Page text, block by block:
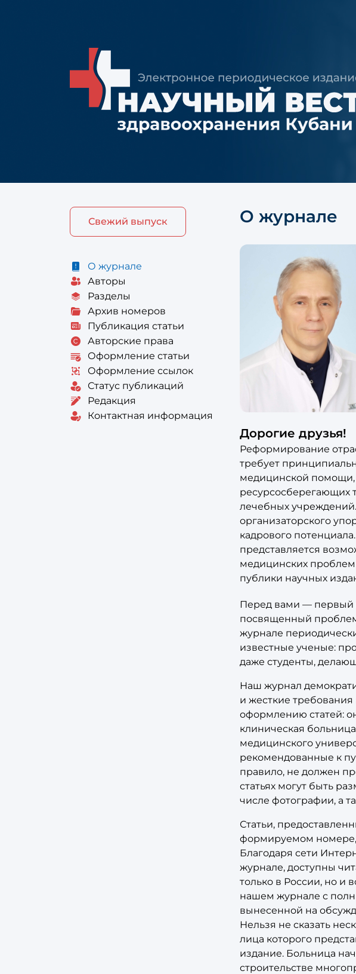
Свежий выпуск
О журнале
Авторы
Разделы
Архив номеров
Публикация статьи
Авторские права
Оформление статьи
Оформление ссылок
Статус публикаций
Редакция
Контактная информация
О журнале
Дорогие друзья!
Реформирование
требует
медицинской
ресурсосберегающих
лечебных
организаторского
кадрового
представляется
медицинских
публики научных
Перед вами — первый
посвященный
журнале
известные ученые:
даже студенты,
Наш журнал
и жесткие требования
оформлению статей:
клиническая
медицинского
рекомендованные к
правило, не должен
статьях могут быть
числе фотографии, а
Статьи,
формируемом номере,
Благодаря сети
журнале, доступны
только в России, но и
нашем журнале с
вынесенной на
Нельзя не сказать
лица которого
издание. Больница
строительстве